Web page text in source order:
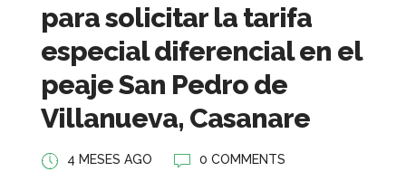
para solicitar la tarifa
especial diferencial en el
peaje San Pedro de
Villanueva, Casanare
4 MESES AGO 0 COMMENTS